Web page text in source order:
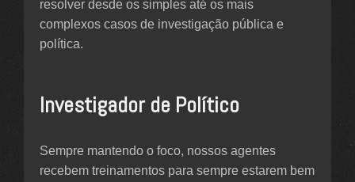
resolver desde os simples até os mais
complexos casos de investigação pública e
política.
Investigador de Político
Sempre mantendo o foco, nossos agentes
recebem treinamentos para sempre estarem bem